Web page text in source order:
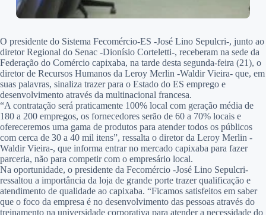
O presidente do Sistema Fecomércio-ES -José Lino Sepulcri-, junto ao
diretor Regional do Senac -Dionísio Corteletti-, receberam na sede da
Federação do Comércio capixaba, na tarde desta segunda-feira (21), o
diretor de Recursos Humanos da Leroy Merlin -Waldir Vieira- que, em
suas palavras, sinaliza trazer para o Estado do ES emprego e
desenvolvimento através da multinacional francesa.
“A contratação será praticamente 100% local com geração média de
180 a 200 empregos, os fornecedores serão de 60 a 70% locais e
ofereceremos uma gama de produtos para atender todos os públicos
com cerca de 30 a 40 mil itens”, ressalta o diretor da Leroy Merlin -
Waldir Vieira-, que informa entrar no mercado capixaba para fazer
parceria, não para competir com o empresário local.
Na oportunidade, o presidente da Fecomércio -José Lino Sepulcri-
ressaltou a importância da loja de grande porte trazer qualificação e
atendimento de qualidade ao capixaba. “Ficamos satisfeitos em saber
que o foco da empresa é no desenvolvimento das pessoas através do
treinamento na universidade corporativa para atender a necessidade do